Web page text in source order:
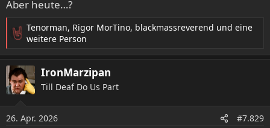
Aber heute…?
R
a
k
t
i
o
n
Tenorman, Rigor MorTino, blackmassreverend und eine
weitere Person
IronMarzipan
Till Deaf Do Us Part
26. Apr. 2026 #7.829